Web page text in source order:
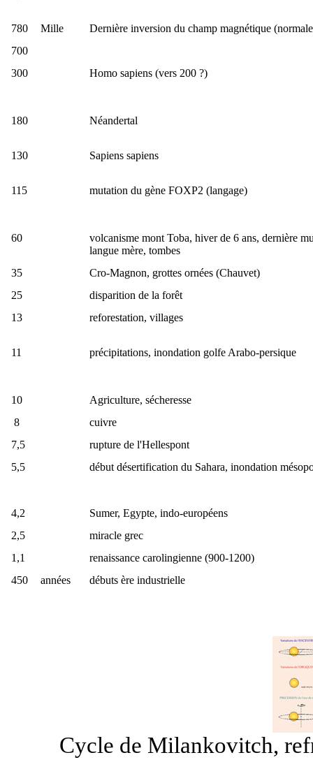
780 Mille
Dernière inversion du champ magnétique
700
300
Homo sapiens (vers 200 ?)
180 Néandertal
130 Sapiens sapiens
115 mutation du gène FOXP2 (langage)
60
volcanisme mont Toba, hiver de 6 ans, dernière
langue mère, tombes
35
Cro-Magnon, grottes ornées (Chauvet)
25
disparition de la forêt
13
reforestation, villages
11 précipitations, inondation golfe Arabo-persique
10
Agriculture, sécheresse
8
cuivre
7,5
rupture de l'Hellespont
5,5
début désertification du Sahara, inondation
4,2
Sumer, Egypte, indo-européens
2,5
miracle grec
1,1
renaissance carolingienne (900-1200)
450
années débuts ère industrielle
Cycle de Milankovitch,